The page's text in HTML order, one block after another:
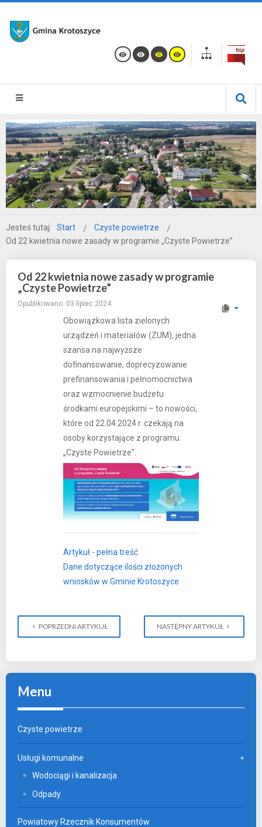
Jesteś tutaj: Start
Czyste powietrze
Od 22 kwietnia nowe zasady w programie „Czyste Powietrze”
Od 22 kwietnia nowe zasady w programie
„Czyste Powietrze”
Opublikowano: 03 lipiec 2024
Obowiązkowa lista zielonych
urządzeń i materiałów (ZUM), jedna
szansa na najwyższe
dofinansowanie, doprecyzowanie
prefinansowania i pełnomocnictwa
oraz wzmocnienie budżetu
środkami europejskimi – to nowości,
które od 22.04.2024 r. czekają na
osoby korzystające z programu
„Czyste Powietrze”.
Artykuł - pełna treść
Dane dotyczące ilości złożonych
wniosków w Gminie Krotoszyce
POPRZEDNI ARTYKUŁ NASTĘPNY ARTYKUŁ
Menu
Czyste powietrze
Usługi komunalne
Wodociągi i kanalizacja
Odpady
Powiatowy Rzecznik Konsumentów